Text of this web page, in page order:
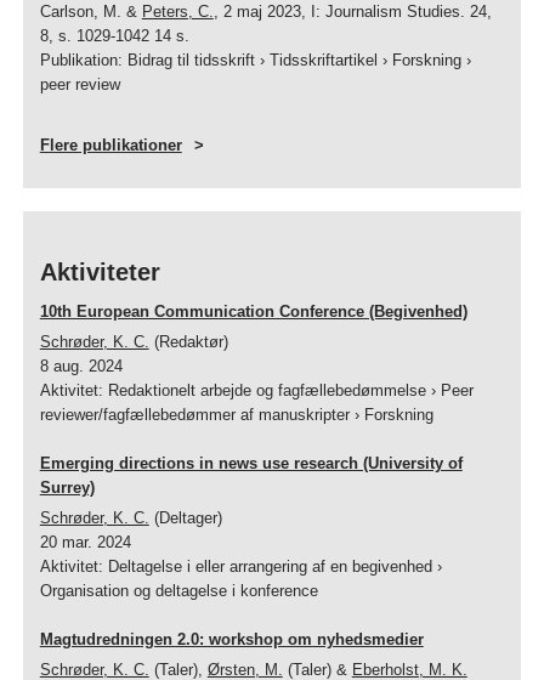
Carlson, M. & Peters, C. 2 maj 2023, I: Journalism Studies. 24,
8, s. 1029-1042 14 s.
Publikation: Bidrag til tidsskrift› Tidsskriftartikel › Forskning›
peer review
Flere publikationer
Aktiviteter
10th European Communication Conference (Begivenhed)
Schrøder, K. C. (Redaktør)
8 aug. 2024
Aktivitet: Redaktionelt arbejde og fagfællebedømmelse› Peer
reviewer/fagfællebedømmer af manuskripter› Forskning
Emerging directions in news use research (University of
Surrey)
Schrøder, K. C. (Deltager)
20 mar. 2024
Aktivitet: Deltagelse i eller arrangering af en begivenhed ›
Organisation og deltagelse i konference
Magtudredningen 2.0: workshop om nyhedsmedier
Schrøder, K. C. (Taler), Ørsten, M. (Taler) & Eberholst, M. K.